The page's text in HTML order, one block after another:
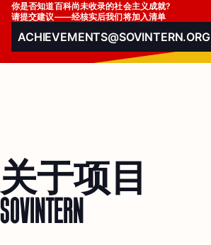
你是否知道百科尚未收录的社会主义成就?
请提交建议——经核实后我们将加入清单
ACHIEVEMENTS@SOVINTERN.ORG
关于项目
SOVINTERN